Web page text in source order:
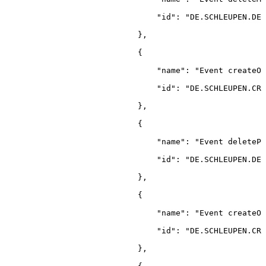
"id" :
} ,
{
"name" : "Event
"id" :
} ,
{
"name" : "Event
"id" :
} ,
{
"name" : "Event
"id" :
} ,